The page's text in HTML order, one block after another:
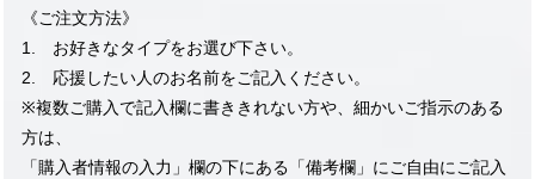
《ご注文方法》
1. お好きなタイプをお選び下さい。
2. 応援したい人のお名前をご記入ください。
※複数ご購入で記入欄に書ききれない方や、細かいご指示のある
方は、
「購入者情報の入力」欄の下にある「備考欄」にご自由にご記入